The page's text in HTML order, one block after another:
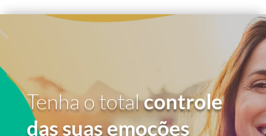
Tenha o totalcontrole
das suas emoções